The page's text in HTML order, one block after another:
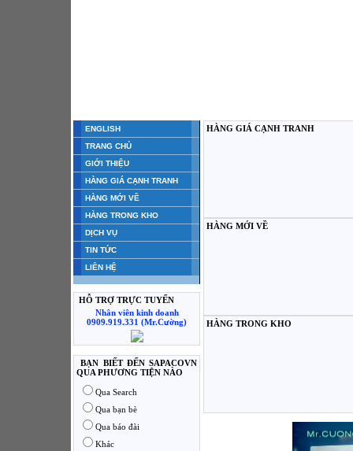
ENGLISH
TRANG CHỦ
GIỚI THIỆU
HÀNG GIÁ CẠNH TRANH
HÀNG MỚI VỀ
HÀNG TRONG KHO
DỊCH VỤ
TIN TỨC
LIÊN HỆ
HỖ TRỢ TRỰC TUYẾN
Nhân viên kinh doanh
0909.919.331 (Mr.Cường)
BẠN BIẾT ĐẾN SAPACOVN
QUA PHƯƠNG TIỆN NÀO
Qua Search
Qua bạn bè
Qua báo đài
Khác
HÀNG GIÁ CẠNH TRANH
HÀNG MỚI VỀ
HÀNG TRONG KHO